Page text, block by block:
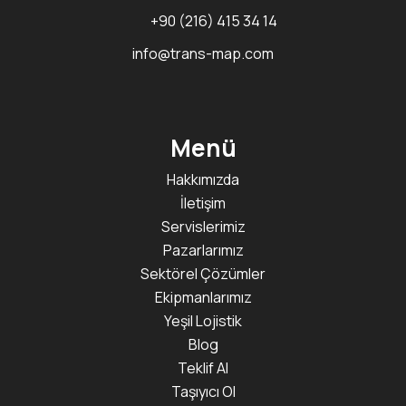
+90 (216) 415 34 14
info@trans-map.com
Menü
Hakkımızda
İletişim
Servislerimiz
Pazarlarımız
Sektörel Çözümler
Ekipmanlarımız
Yeşil Lojistik
Blog
Teklif Al
Taşıyıcı Ol